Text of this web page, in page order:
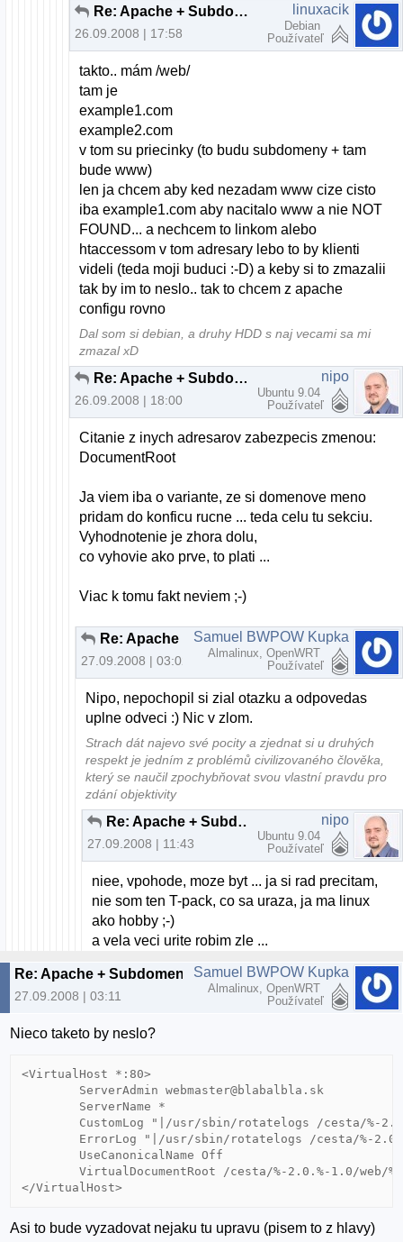
Re: Apache + Subdomeny (bez www)
26.09.2008 | 17:58
linuxacik
Debian
Používateľ
takto.. mám /web/
tam je
example1.com
example2.com
v tom su priecinky (to budu subdomeny + tam
bude www)
len ja chcem aby ked nezadam www cize cisto
iba example1.com aby nacitalo www a nie NOT
FOUND... a nechcem to linkom alebo
htaccessom v tom adresary lebo to by klienti
videli (teda moji buduci :-D) a keby si to zmazalii
tak by im to neslo.. tak to chcem z apache
configu rovno
Dal som si debian, a druhy HDD s naj vecami sa mi
zmazal xD
Re: Apache + Subdomeny (bez www)
26.09.2008 | 18:00
nipo
Ubuntu 9.04
Používateľ
Citanie z inych adresarov zabezpecis zmenou:
DocumentRoot
Ja viem iba o variante, ze si domenove meno
pridam do konficu rucne ... teda celu tu sekciu.
Vyhodnotenie je zhora dolu,
co vyhovie ako prve, to plati ...
Viac k tomu fakt neviem ;-)
Re: Apache + Subdomeny (bez www)
27.09.2008 | 03:02
Samuel BWPOW Kupka
Almalinux, OpenWRT
Používateľ
Nipo, nepochopil si zial otazku a odpovedas
uplne odveci :) Nic v zlom.
Strach dát najevo své pocity a zjednat si u druhých
respekt je jedním z problémů civilizovaného člověka,
který se naučil zpochybňovat svou vlastní pravdu pro
zdání objektivity
Re: Apache + Subdomeny (bez www)
27.09.2008 | 11:43
nipo
Ubuntu 9.04
Používateľ
niee, vpohode, moze byt ... ja si rad precitam,
nie som ten T-pack, co sa uraza, ja ma linux
ako hobby ;-)
a vela veci urite robim zle ...
Re: Apache + Subdomeny (bez www)
27.09.2008 | 03:11
Samuel BWPOW Kupka
Almalinux, OpenWRT
Používateľ
Nieco taketo by neslo?
<VirtualHost *:80>
        ServerAdmin webmaster@blabalbla.sk
        ServerName *
CustomLog "|/usr/sbin/rotatelogs /cesta/%-
ErrorLog "|/usr/sbin/rotatelogs /cesta/%-
        UseCanonicalName Off
VirtualDocumentRoot /cesta/%-2.0.%-1.0/web/
Asi to bude vyzadovat nejaku tu upravu (pisem to z hlavy)